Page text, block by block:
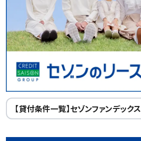
【貸付条件一覧】セゾンファンデックス